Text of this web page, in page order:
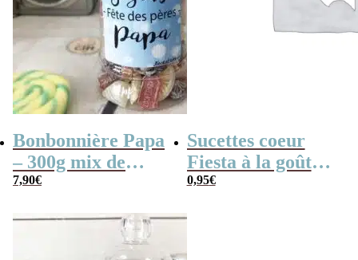
Bonbonnière Papa
– 300g mix de
bonbons anciens –
pères Papa”
7,90€
Sucettes coeur
Fiesta à la goût
cerise x 3
0,95€